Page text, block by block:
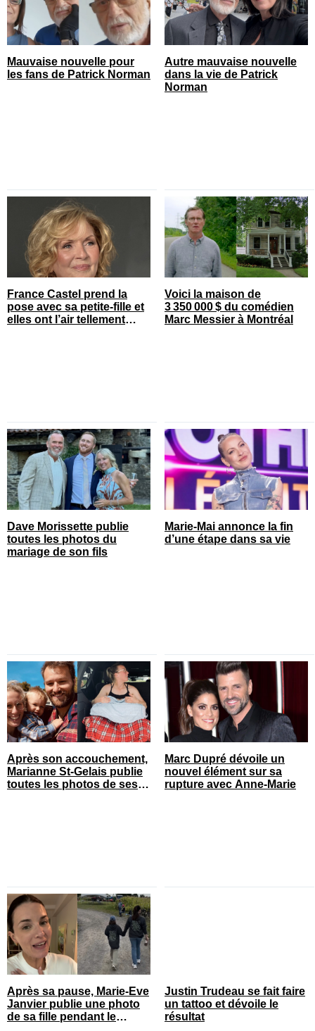
Mauvaise nouvelle pour
les fans de Patrick Norman
Autre mauvaise nouvelle
dans la vie de Patrick
Norman
France Castel prend la
pose avec sa petite-fille et
elles ont l’air tellement
Voici la maison de
3 350 000 $ du comédien
Marc Messier à Montréal
Dave Morissette publie
toutes les photos du
mariage de son fils
Marie-Mai annonce la fin
d’une étape dans sa vie
Après son accouchement,
Marianne St-Gelais publie
toutes les photos de ses
Marc Dupré dévoile un
nouvel élément sur sa
rupture avec Anne-Marie
Après sa pause, Marie-Eve
Janvier publie une photo
de sa fille pendant le
Justin Trudeau se fait faire
un tattoo et dévoile le
résultat